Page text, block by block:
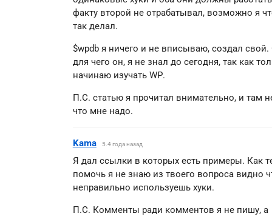
факту второй не отрабатывал, возможно я
так делал.
$wpdb я ничего и не вписываю, создал свой.
для чего он, я не знал до сегодня, так как
начинаю изучать WP.
П.С. статью я прочитал внимательно, и там
что мне надо.
Kama 5.4 года назад
Я дал ссылки в которых есть примеры. Как
помочь я не знаю из твоего вопроса видно
неправильно используешь хуки.
П.С. Комменты ради комментов я не пишу, а